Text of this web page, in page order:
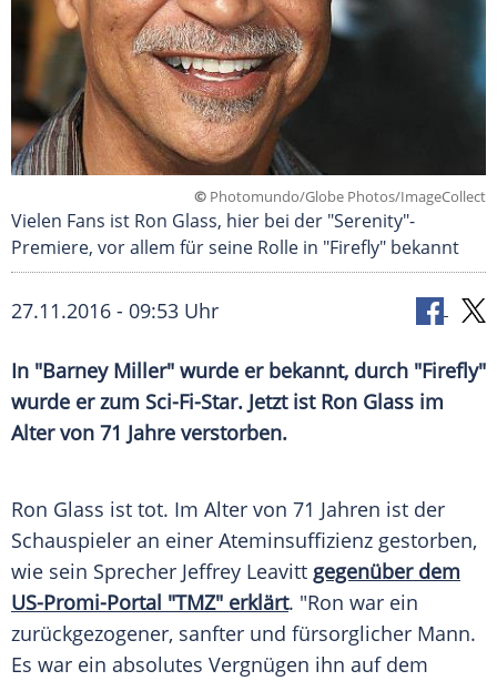
© Photomundo/Globe Photos/ImageCollect
Vielen Fans ist Ron Glass, hier bei der "Serenity"-
Premiere, vor allem für seine Rolle in "Firefly" bekannt
27.11.2016 - 09:53 Uhr
In "Barney Miller" wurde er bekannt, durch "Firefly"
wurde er zum Sci-Fi-Star. Jetzt ist Ron Glass im
Alter von 71 Jahre verstorben.
Ron Glass ist tot. Im Alter von 71 Jahren ist der
Schauspieler an einer Ateminsuffizienz gestorben,
wie sein Sprecher Jeffrey Leavitt gegenüber dem
US-Promi-Portal "TMZ" erklärt. "Ron war ein
zurückgezogener, sanfter und fürsorglicher Mann.
Es war ein absolutes Vergnügen ihn auf dem